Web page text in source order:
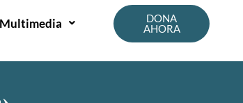
Multimedia
DONA
AHORA